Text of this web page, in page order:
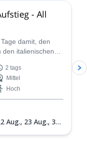
- All
damit, den
den italienischen
2 tags
Mittel
Hoch
Aug., 23 Aug., 30